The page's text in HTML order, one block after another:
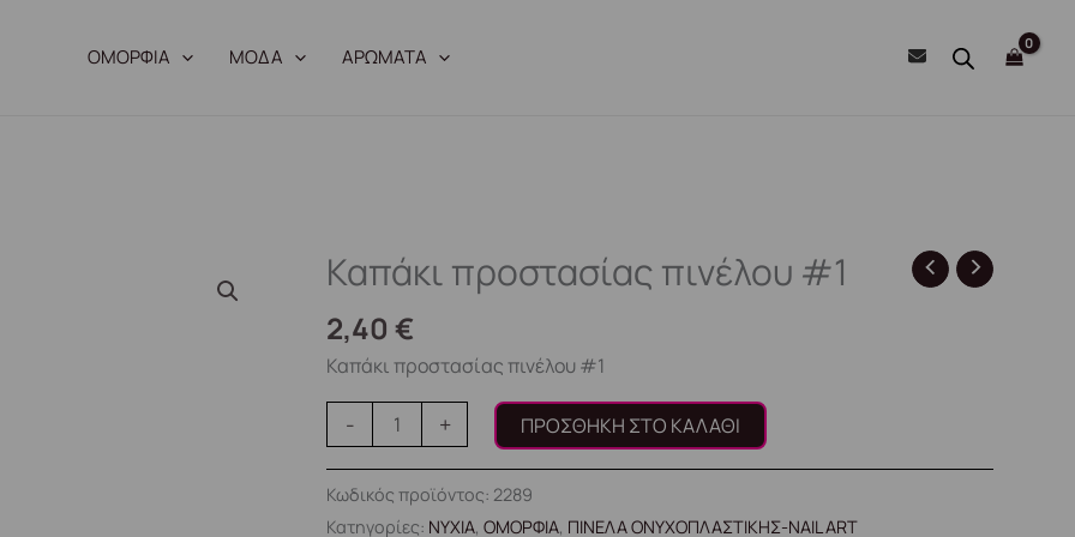
ΟΜΟΡΦΙΑ ΜΟΔΑ ΑΡΩΜΑΤΑ
Καπάκι προστασίας πινέλου #1
2,40€
Καπάκι προστασίας πινέλου #1
-
Καπάκι
πινέλου
#1
+ ΠΡΟΣΘΉΚΗ ΣΤΟ ΚΑΛΆΘΙ
Κωδικός προϊόντος: 2289
Κατηγορίες: ΝΥΧΙΑ,ΟΜΟΡΦΙΑ, ΠΙΝΕΛΑ ΟΝΥΧΟΠΛΑΣΤΙΚΗΣ-NAIL ART